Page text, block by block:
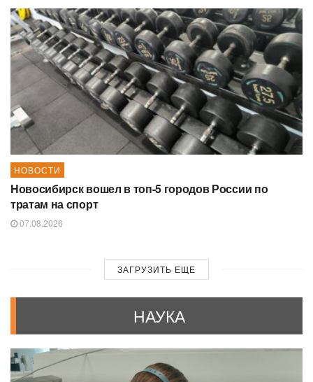
НОВОСТИ
Новосибирск вошел в топ-5 городов России по
тратам на спорт
07.08.2026
ЗАГРУЗИТЬ ЕЩЕ
НАУКА